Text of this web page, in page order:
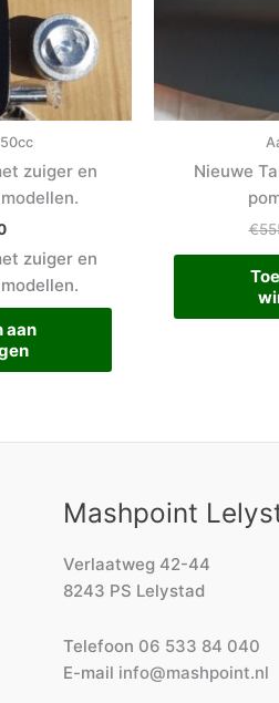
zuiger en
zuiger en
aan
Nieuwe
€
Mashpoint
Verlaatweg 42-44
8243 PS Lelystad
Telefoon 06 533 84 040
E-mail info@mashpoint.nl